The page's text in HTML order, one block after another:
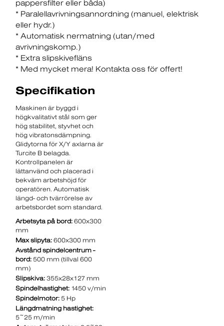
pappersfilter eller båda)
* Paralellavrivningsannordning (manuel elektrisk
eller hydr.)
* Automatisk nermatning (utan/med
avrivningskomp.)
* Extra slipskivefläns
* Med mycket mera! Kontakta oss för offert!
Specifikation
Maskinen är byggd i
högkvalitativt stål som ger
hög stabilitet, styvhet och
hög vibratonsdämpning.
Glidytorna för X/Y axlarna är
Turcite B belagda.
Kontrollpanelen är
lättanvänd och placerad i
bekväm arbetshöjd för
operatören. Automatisk
längd- och tvärrörelse av
arbetsbordet som standard.
Arbetsyta på bord: 600x300
mm
Max slipyta: 600x300 mm
Avstånd spindelcentrum -
bord: 500 mm (tillval 600
mm)
Slipskiva: 355x28x127 mm
Spindelhastighet: 1450 v/min
Spindelmotor: 5 Hp
Längdmatning hastighet:
5~25 m/min